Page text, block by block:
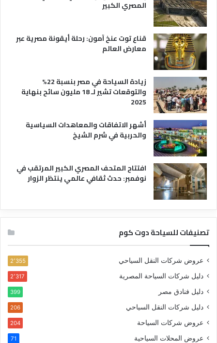
ح
ي
المصري الكبير
قناع توت عنخ آمون: رحلة أيقونة مصرية عبر
معارض العالم
زيادة السياحة في مصر بنسبة 22%
والتوقعات تشير لـ 18 مليون سائح بنهاية
2025
أشهر الاتفاقات والمعاهدات السياسية
والحربية في شرم الشيخ
افتتاح المتحف المصري الكبير المرتقب في
نوفمبر: حدث ثقافي عالمي ينتظر الزوار
تصنيفات للسياحة دوت كوم
عروض شركات النقل السياحي 2٬355
دليل شركات السياحة المصرية 2٬317
دليل فنادق مصر 399
دليل شركات النقل السياحي 206
عروض شركات السياحة 204
عروض المحلات السياحية 71